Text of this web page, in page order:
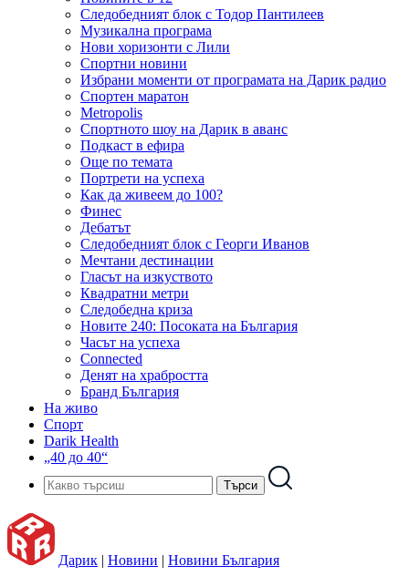
Следобедният блок с Тодор Пантилеев
Музикална програма
Нови хоризонти с Лили
Спортни новини
Избрани моменти от програмата на Дарик радио
Спортен маратон
Metropolis
Спортното шоу на Дарик в аванс
Подкаст в ефира
Още по темата
Портрети на успеха
Как да живеем до 100?
Финес
Дебатът
Следобедният блок с Георги Иванов
Мечтани дестинации
Гласът на изкуството
Квадратни метри
Следобедна криза
Новите 240: Посоката на България
Часът на успеха
Connected
Денят на храбростта
Бранд България
На живо
Спорт
Darik Health
„40 до 40“
Дарик | Новини | Новини България